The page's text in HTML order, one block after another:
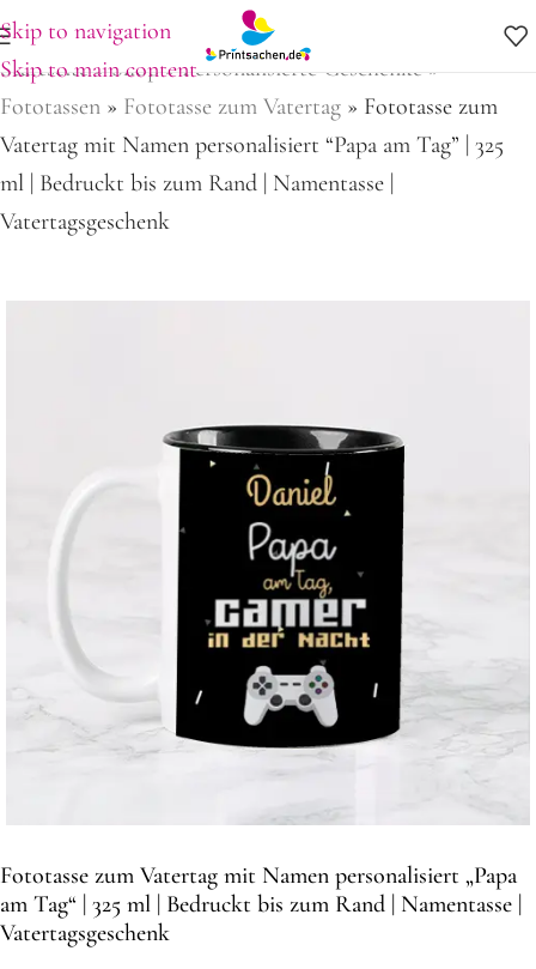
Skip to navigation
Skip to main content
Startseite»Shop»Personalisierte Geschenke »
Fototassen » Fototasse zum Vatertag » Fototasse zum
Vatertag mit Namen personalisiert “Papa am Tag” | 325
ml | Bedruckt bis zum Rand | Namentasse |
Vatertagsgeschenk
Fototasse zum Vatertag mit Namen personalisiert „Papa
am Tag“ | 325 ml | Bedruckt bis zum Rand | Namentasse |
Vatertagsgeschenk